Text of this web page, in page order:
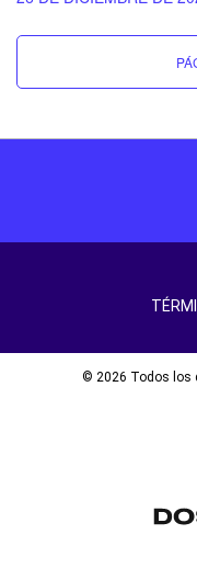
© 2026 Todos los